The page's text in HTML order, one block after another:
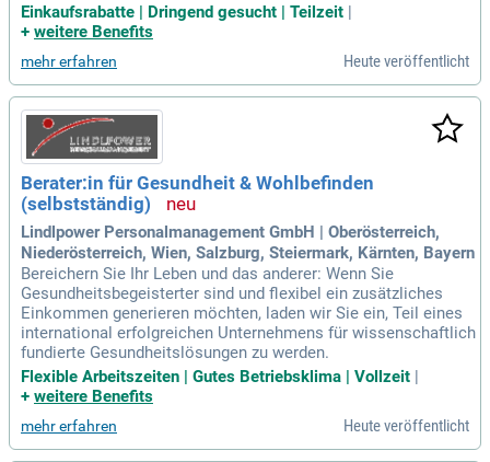
Einkaufsrabatte | Dringend gesucht | Teilzeit |
+ weitere Benefits
mehr erfahren Heute veröffentlicht
Berater:in für Gesundheit & Wohlbefinden
(selbstständig)
Lindlpower Personalmanagement GmbH | Oberösterreich,
Niederösterreich, Wien, Salzburg, Steiermark, Kärnten, Bayern
Bereichern Sie Ihr Leben und das anderer: Wenn Sie
Gesundheitsbegeisterter sind und flexibel ein zusätzliches
Einkommen generieren möchten, laden wir Sie ein, Teil eines
international erfolgreichen Unternehmens für wissenschaftlich
fundierte Gesundheitslösungen zu werden.
Flexible Arbeitszeiten | Gutes Betriebsklima | Vollzeit |
+ weitere Benefits
mehr erfahren Heute veröffentlicht